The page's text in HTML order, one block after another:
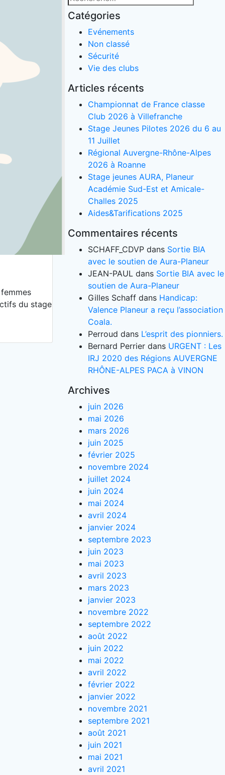
du stage
pour
:Catégories
Evénements
Non classé
Sécurité
Vie des clubs
Articles récents
Championnat de France classe
Club 2026 à Villefranche
Stage Jeunes Pilotes 2026 du 6 au
11 Juillet
Régional Auvergne-Rhône-Alpes
2026 à Roanne
Stage jeunes AURA, Planeur
Académie Sud-Est et Amicale-
Challes 2025
Aides&Tarifications 2025
Commentaires récents
SCHAFF_CDVPdans Sortie BIA
avec le soutien de Aura-Planeur
JEAN-PAULdans Sortie BIA avec le
soutien de Aura-Planeur
Gilles Schaffdans Handicap:
Valence Planeur a reçu l’association
Coala.
Perroud dans L’esprit des pionniers.
Bernard Perrierdans URGENT : Les
IRJ 2020 des Régions AUVERGNE
RHÔNE-ALPES PACA à VINON
Archives
juin 2026
mai 2026
mars 2026
juin 2025
février 2025
novembre 2024
juillet 2024
juin 2024
mai 2024
avril 2024
janvier 2024
septembre 2023
juin 2023
mai 2023
avril 2023
mars 2023
janvier 2023
novembre 2022
septembre 2022
août 2022
juin 2022
mai 2022
avril 2022
février 2022
janvier 2022
novembre 2021
septembre 2021
août 2021
juin 2021
mai 2021
avril 2021